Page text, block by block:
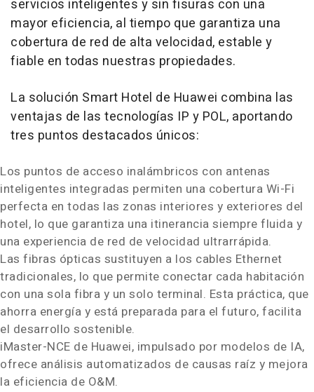
servicios inteligentes y sin fisuras con una
mayor eficiencia, al tiempo que garantiza una
cobertura de red de alta velocidad, estable y
fiable en todas nuestras propiedades.
La solución Smart Hotel de Huawei combina las
ventajas de las tecnologías IP y POL, aportando
tres puntos destacados únicos:
Los puntos de acceso inalámbricos con antenas
inteligentes integradas permiten una cobertura Wi-Fi
perfecta en todas las zonas interiores y exteriores del
hotel, lo que garantiza una itinerancia siempre fluida y
una experiencia de red de velocidad ultrarrápida.
Las fibras ópticas sustituyen a los cables Ethernet
tradicionales, lo que permite conectar cada habitación
con una sola fibra y un solo terminal. Esta práctica, que
ahorra energía y está preparada para el futuro, facilita
el desarrollo sostenible.
iMaster-NCE de Huawei, impulsado por modelos de IA,
ofrece análisis automatizados de causas raíz y mejora
la eficiencia de O&M.